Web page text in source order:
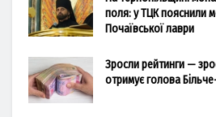
поля: у ТЦК пояснили
Почаївської лаври
Зросли рейтинги —
отримує голова